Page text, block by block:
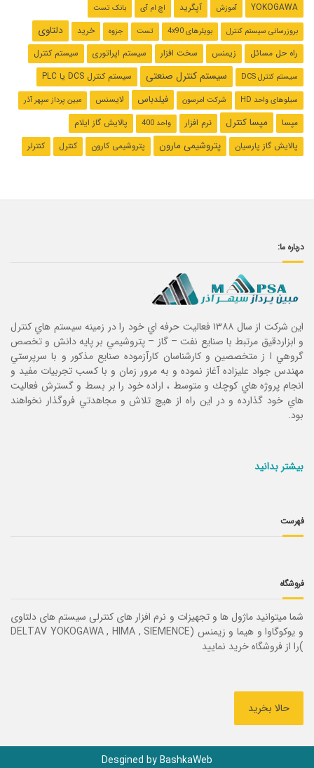
YOKOGAWA آموزش آپگرید اچ ام آی
بانک تست
بروزرسانی سیستم کنترل
بویلرهای 4x90 تست جزوه خرید دلتاوی
راه حل مسائل زیمنس سخت افزار سیستم اپراتوری سیستم کنترل
سیستم کنترل DCS سیستم کنترل صنعتی سیستم کنترل ‌DCS یا PLC
سیلوهای واحد HD شرکت امرسون فیلدباس لایسنس مبین پرداز سپهر آذر
مپسا مپسا کنترل نرم افزار واحد 400
پالایش گاز ایلام
پالایش گاز پارسیان
پتروشیمی مارون پتروشیمی کارون کنترل کنترلر
درباره ما:
این شرکت از سال ۱۳۸۸ فعاليت حرفه اي خود را در زمينه سيستم هاي كنترل
و ابزاردقيق مرتبط با صنايع نفت – گاز – پتروشيمي بر پايه دانش و تخصص
گروهي ا ز متخصصين و كارشناسان كارآزموده صنايع مذكور و با سرپرستي
مهندس جواد عليزاده آغاز نموده و به مرور زمان و با كسب تجربيات مفيد و
انجام پروژه هاي كوچك و متوسط ، اراده خود را بر بسط و گسترش فعاليت
هاي خود گذارده و در اين راه از هيچ تلاش و مجاهدتي فروگذار نخواهند
بود.
بیشتر بدانید
فهرست
فروشگاه
شما میتوانید ماژول ها و تجهیزات و نرم افزار های کنترلی سیستم های دلتاوی
و یوکوگاوا و هیما و زیمنس (DELTAV YOKOGAWA , HIMA , SIEMENCE
)را از فروشگاه خرید نمایید
حالا بخرید
Desgined by BashkaWeb